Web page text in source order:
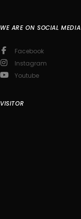
WE ARE ON SOCIAL MEDIA
Facebook
Instagram
Youtube
VISITOR